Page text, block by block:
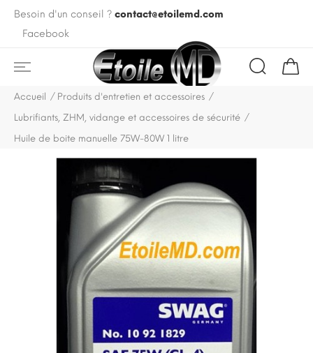
Besoin d'un conseil ? contact@etoilemd.com
Facebook
Accueil
Produits d'entretien et accessoires
Lubrifiants, ZHM, vidange et accessoires de sécurité
Huile de boite manuelle 75W-80W 1 litre